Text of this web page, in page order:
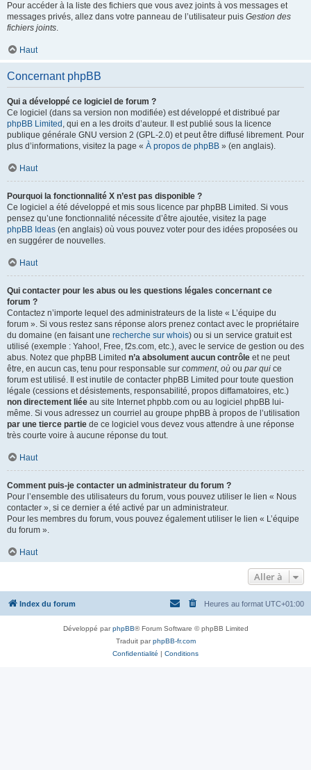
Pour accéder à la liste des fichiers que vous avez joints à vos messages et
messages privés, allez dans votre panneau de l’utilisateur puis Gestion des
fichiers joints.
Haut
Concernant phpBB
Qui a développé ce logiciel de forum ?
Ce logiciel (dans sa version non modifiée) est développé et distribué par
phpBB Limited , qui en a les droits d’auteur. Il est publié sous la licence
publique générale GNU version 2 (GPL-2.0) et peut être diffusé librement. Pour
plus d’informations, visitez la page « À propos de phpBB » (en anglais).
Haut
Pourquoi la fonctionnalité X n’est pas disponible ?
Ce logiciel a été développé et mis sous licence par phpBB Limited. Si vous
pensez qu’une fonctionnalité nécessite d’être ajoutée, visitez la page
phpBB Ideas (en anglais) où vous pouvez voter pour des idées proposées ou
en suggérer de nouvelles.
Haut
Qui contacter pour les abus ou les questions légales concernant ce
forum ?
Contactez n’importe lequel des administrateurs de la liste « L’équipe du
forum ». Si vous restez sans réponse alors prenez contact avec le propriétaire
du domaine (en faisant une recherche sur whois) ou si un service gratuit est
utilisé (exemple : Yahoo!, Free, f2s.com, etc.), avec le service de gestion ou des
abus. Notez que phpBB Limited n’a absolument aucun contrôle et ne peut
être, en aucun cas, tenu pour responsable sur comment, où ou par qui ce
forum est utilisé. Il est inutile de contacter phpBB Limited pour toute question
légale (cessions et désistements, responsabilité, propos diffamatoires, etc.)
non directement liée au site Internet phpbb.com ou au logiciel phpBB lui-
même. Si vous adressez un courriel au groupe phpBB à propos de l’utilisation
par une tierce partie de ce logiciel vous devez vous attendre à une réponse
très courte voire à aucune réponse du tout.
Haut
Comment puis-je contacter un administrateur du forum ?
Pour l’ensemble des utilisateurs du forum, vous pouvez utiliser le lien « Nous
contacter », si ce dernier a été activé par un administrateur.
Pour les membres du forum, vous pouvez également utiliser le lien « L’équipe
du forum ».
Haut
Aller à
Index du forum Heures au format UTC+01:00
Développé parphpBB® Forum Software © phpBB Limited
Traduit parphpBB-fr.com
Confidentialité | Conditions